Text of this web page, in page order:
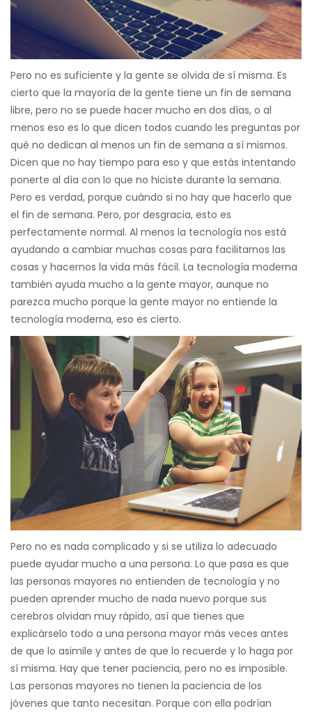
Pero no es suficiente y la gente se olvida de sí misma. Es
cierto que la mayoría de la gente tiene un fin de semana
libre, pero no se puede hacer mucho en dos días, o al
menos eso es lo que dicen todos cuando les preguntas por
qué no dedican al menos un fin de semana a sí mismos.
Dicen que no hay tiempo para eso y que estás intentando
ponerte al día con lo que no hiciste durante la semana.
Pero es verdad, porque cuándo si no hay que hacerlo que
el fin de semana. Pero, por desgracia, esto es
perfectamente normal. Al menos la tecnología nos está
ayudando a cambiar muchas cosas para facilitarnos las
cosas y hacernos la vida más fácil. La tecnología moderna
también ayuda mucho a la gente mayor, aunque no
parezca mucho porque la gente mayor no entiende la
tecnología moderna, eso es cierto.
Pero no es nada complicado y si se utiliza lo adecuado
puede ayudar mucho a una persona. Lo que pasa es que
las personas mayores no entienden de tecnología y no
pueden aprender mucho de nada nuevo porque sus
cerebros olvidan muy rápido, así que tienes que
explicárselo todo a una persona mayor más veces antes
de que lo asimile y antes de que lo recuerde y lo haga por
sí misma. Hay que tener paciencia, pero no es imposible.
Las personas mayores no tienen la paciencia de los
jóvenes que tanto necesitan. Porque con ella podrían